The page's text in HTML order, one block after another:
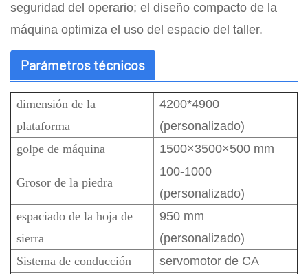
seguridad del operario; el diseño compacto de la
máquina optimiza el uso del espacio del taller.
Parámetros técnicos
dimensión de la
plataforma
4200*4900
(personalizado)
golpe de máquina
1500×3500×500 mm
Grosor de la piedra
100-1000
(personalizado)
espaciado de la hoja de
sierra
950 mm
(personalizado)
Sistema de conducción
servomotor de CA